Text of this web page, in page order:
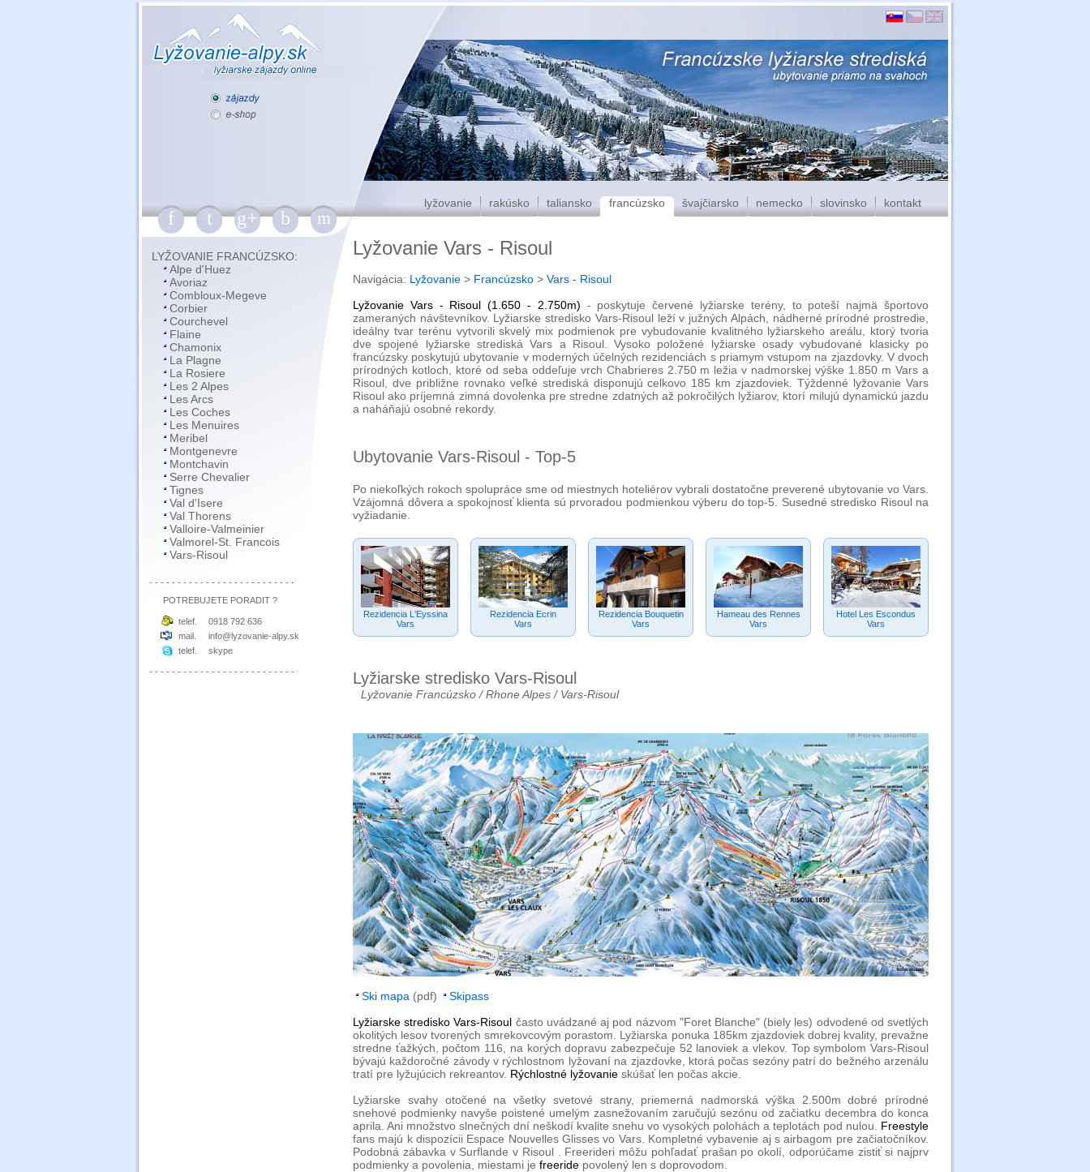
lyžovanie rakúsko taliansko francúzsko švajčiarsko nemecko slovinsko kontakt
f t g+ b m
LYŽOVANIE FRANCÚZSKO:
Alpe d'Huez
Avoriaz
Combloux-Megeve
Corbier
Courchevel
Flaine
Chamonix
La Plagne
La Rosiere
Les 2 Alpes
Les Arcs
Les Coches
Les Menuires
Meribel
Montgenevre
Montchavin
Serre Chevalier
Tignes
Val d'Isere
Val Thorens
Valloire-Valmeinier
Valmorel-St. Francois
Vars-Risoul
- - - - - - - - - - - - - - - - - - - - - - - - - -
POTREBUJETE PORADIT ?
telef.
0918 792 636
mail.
info@lyzovanie-alpy.sk
telef.
skype
- - - - - - - - - - - - - - - - - - - - - - - - - -
Lyžovanie Vars - Risoul
Navigácia: Lyžovanie > Francúzsko > Vars - Risoul
Lyžovanie Vars - Risoul (1.650 - 2.750m) - poskytuje červené lyžiarske terény, to poteší najmä športovo
zameraných návštevníkov. Lyžiarske stredisko Vars-Risoul leží v južných Alpách, nádherné prírodné prostredie,
ideálny tvar terénu vytvorili skvelý mix podmienok pre vybudovanie kvalitného lyžiarskeho areálu, ktorý tvoria
dve spojené lyžiarske strediská Vars a Risoul. Vysoko položené lyžiarske osady vybudované klasicky po
francúzsky poskytujú ubytovanie v moderných účelných rezidenciách s priamym vstupom na zjazdovky. V dvoch
prírodných kotloch, ktoré od seba oddeľuje vrch Chabrieres 2.750 m ležia v nadmorskej výške 1.850 m Vars a
Risoul, dve približne rovnako veľké strediská disponujú celkovo 185 km zjazdoviek. Týždenné lyžovanie Vars
Risoul ako príjemná zimná dovolenka pre stredne zdatných až pokročilých lyžiarov, ktorí milujú dynamickú jazdu
a naháňajú osobné rekordy.
Ubytovanie Vars-Risoul - Top-5
Po niekoľkých rokoch spolupráce sme od miestnych hoteliérov vybrali dostatočne preverené ubytovanie vo Vars.
Vzájomná dôvera a spokojnosť klienta sú prvoradou podmienkou výberu do top-5. Susedné stredisko Risoul na
vyžiadanie.
Rezidencia L'Eyssina
Vars
Rezidencia Ecrin
Vars
Rezidencia Bouquetin
Vars
Hameau des Rennes
Vars
Hotel Les Escondus
Vars
Lyžiarske stredisko Vars-Risoul
Lyžovanie Francúzsko / Rhone Alpes / Vars-Risoul
Ski mapa (pdf)
Skipass
Lyžiarske stredisko Vars-Risoul často uvádzané aj pod názvom "Foret Blanche" (biely les) odvodené od svetlých
okolitých lesov tvorených smrekovcovým porastom. Lyžiarska ponuka 185km zjazdoviek dobrej kvality, prevažne
stredne ťažkých, počtom 116, na korých dopravu zabezpečuje 52 lanoviek a vlekov. Top symbolom Vars-Risoul
bývajú každoročné závody v rýchlostnom lyžovaní na zjazdovke, ktorá počas sezóny patrí do bežného arzenálu
tratí pre lyžujúcich rekreantov. Rýchlostné lyžovanie skúšať len počas akcie.
Lyžiarske svahy otočené na všetky svetové strany, priemerná nadmorská výška 2.500m dobré prírodné
snehové podmienky navyše poistené umelým zasnežovaním zaručujú sezónu od začiatku decembra do konca
aprila. Ani množstvo slnečných dní neškodí kvalite snehu vo vysokých polohách a teplotách pod nulou. Freestyle
fans majú k dispozícii Espace Nouvelles Glisses vo Vars. Kompletné vybavenie aj s airbagom pre začiatočníkov.
Podobná zábavka v Surflande v Risoul . Freerideri môžu pohľadať prašan po okolí, odporúčame zistiť si najprv
podmienky a povolenia, miestami je freeride povolený len s doprovodom.